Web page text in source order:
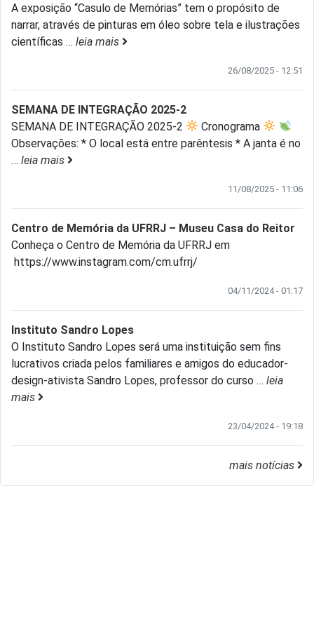
A exposição “Casulo de Memórias” tem o propósito de
narrar, através de pinturas em óleo sobre tela e ilustrações
científicas … leia mais
26/08/2025 - 12:51
SEMANA DE INTEGRAÇÃO 2025-2
SEMANA DE INTEGRAÇÃO 2025-2
Cronograma
Observações: * O local está entre parêntesis * A janta é no
… leia mais
11/08/2025 - 11:06
Centro de Memória da UFRRJ – Museu Casa do Reitor
Conheça o Centro de Memória da UFRRJ em
https://www.instagram.com/cm.ufrrj/
04/11/2024 - 01:17
Instituto Sandro Lopes
O Instituto Sandro Lopes será uma instituição sem fins
lucrativos criada pelos familiares e amigos do educador-
design-ativista Sandro Lopes, professor do curso … leia
mais
23/04/2024 - 19:18
mais notícias